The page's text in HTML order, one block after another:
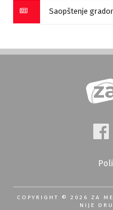
Saopštenje
COPYRIGHT © 2026 ZA
NIJE